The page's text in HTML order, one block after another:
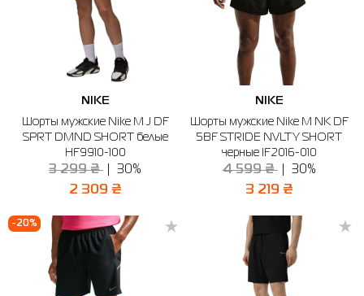
NIKE
Шорты мужские Nike M J DF
SPRT DMND SHORT белые
HF9910-100
3 299 ₴ 30%
2 309 ₴
NIKE
Шорты мужские Nike M NK DF
5BF STRIDE NVLTY SHORT
черные IF2016-010
4 599 ₴ 30%
3 219 ₴
-20%